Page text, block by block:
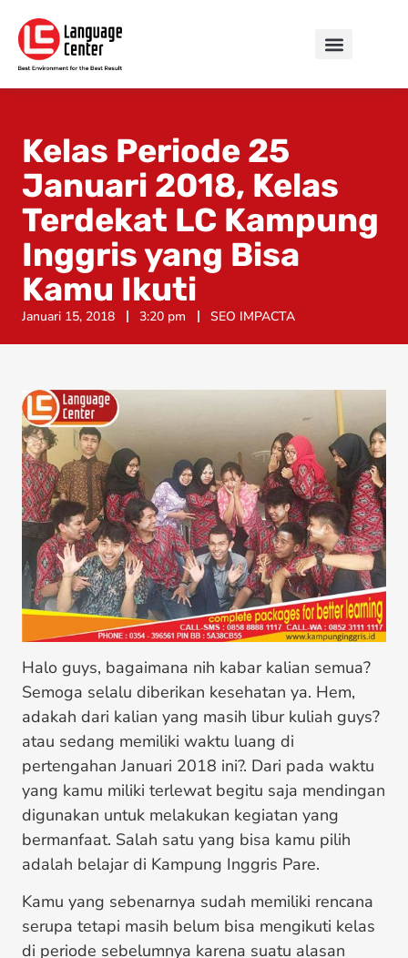
Kelas Periode 25
Januari 2018, Kelas
Terdekat LC Kampung
Inggris yang Bisa
Kamu Ikuti
Januari 15, 2018 3:20 pm SEO IMPACTA
Halo guys, bagaimana nih kabar kalian semua?
Semoga selalu diberikan kesehatan ya. Hem,
adakah dari kalian yang masih libur kuliah guys?
atau sedang memiliki waktu luang di
pertengahan Januari 2018 ini?. Dari pada waktu
yang kamu miliki terlewat begitu saja mendingan
digunakan untuk melakukan kegiatan yang
bermanfaat. Salah satu yang bisa kamu pilih
adalah belajar di Kampung Inggris Pare.
Kamu yang sebenarnya sudah memiliki rencana
serupa tetapi masih belum bisa mengikuti kelas
di periode sebelumnya karena suatu alasan